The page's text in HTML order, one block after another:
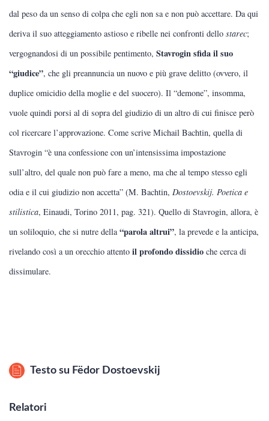
dal peso da un senso di colpa che egli non sa e non può accettare. Da qui
deriva il suo atteggiamento astioso e ribelle nei confronti dello starec;
vergognandosi di un possibile pentimento, Stavrogin sfida il suo
“giudice”, che gli preannuncia un nuovo e più grave delitto (ovvero, il
duplice omicidio della moglie e del suocero). Il “demone”, insomma,
vuole quindi porsi al di sopra del giudizio di un altro di cui finisce però
col ricercare l’approvazione. Come scrive Michail Bachtin, quella di
Stavrogin “è una confessione con un’intensissima impostazione
sull’altro, del quale non può fare a meno, ma che al tempo stesso egli
odia e il cui giudizio non accetta” (M. Bachtin, Dostoevskij. Poetica e
stilistica, Einaudi, Torino 2011, pag. 321). Quello di Stavrogin, allora, è
un soliloquio, che si nutre della“parola altrui”, la prevede e la anticipa,
rivelando così a un orecchio attento il profondo dissidio che cerca di
dissimulare.
Testo su Fëdor Dostoevskij
Relatori